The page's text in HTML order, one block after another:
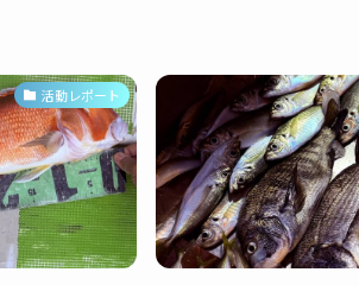
活動レポート